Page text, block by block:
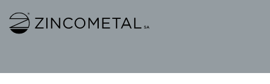
Link to homepage